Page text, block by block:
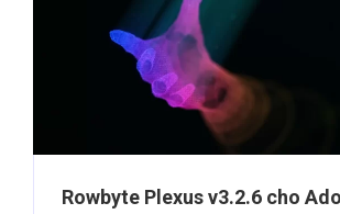
Rowbyte Plexus v3.2.6 cho